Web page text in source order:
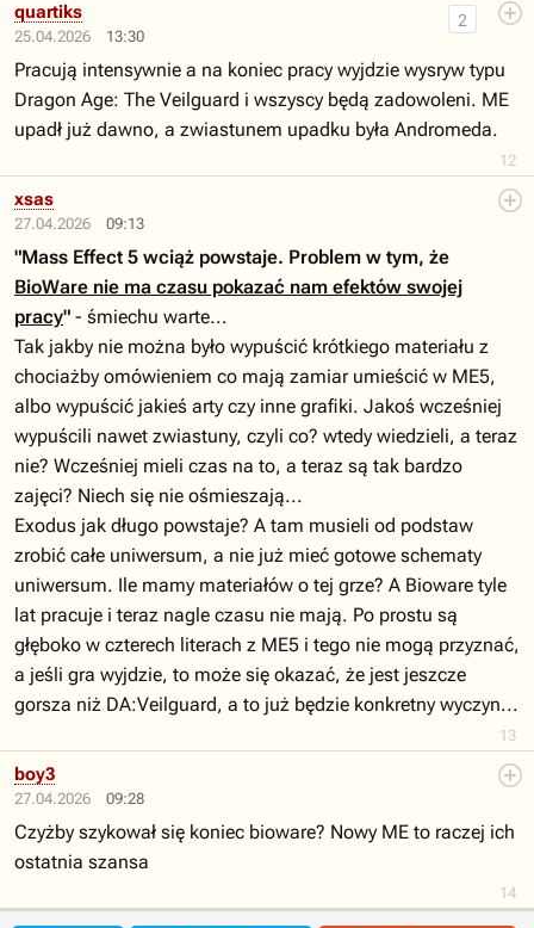
25.04.2026 13:30
12
2
quartiks
Pracują intensywnie a na koniec pracy wyjdzie wysryw typu
Dragon Age: The Veilguard i wszyscy będą zadowoleni. ME
upadł już dawno, a zwiastunem upadku była Andromeda.
27.04.2026 09:13
13
xsas
"Mass Effect 5 wciąż powstaje. Problem w tym, że
BioWare nie ma czasu pokazać nam efektów swojej
pracy" - śmiechu warte...
Tak jakby nie można było wypuścić krótkiego materiału z
chociażby omówieniem co mają zamiar umieścić w ME5,
albo wypuścić jakieś arty czy inne grafiki. Jakoś wcześniej
wypuścili nawet zwiastuny, czyli co? wtedy wiedzieli, a teraz
nie? Wcześniej mieli czas na to, a teraz są tak bardzo
zajęci? Niech się nie ośmieszają...
Exodus jak długo powstaje? A tam musieli od podstaw
zrobić całe uniwersum, a nie już mieć gotowe schematy
uniwersum. Ile mamy materiałów o tej grze? A Bioware tyle
lat pracuje i teraz nagle czasu nie mają. Po prostu są
głęboko w czterech literach z ME5 i tego nie mogą przyznać,
a jeśli gra wyjdzie, to może się okazać, że jest jeszcze
gorsza niż DA:Veilguard, a to już będzie konkretny wyczyn...
27.04.2026 09:28
14
boy3
Czyżby szykował się koniec bioware? Nowy ME to raczej ich
ostatnia szansa